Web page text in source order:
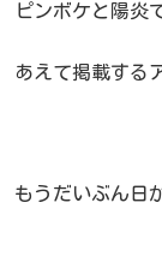
ピンボケと陽炎
あえて掲載する
もうだいぶん日